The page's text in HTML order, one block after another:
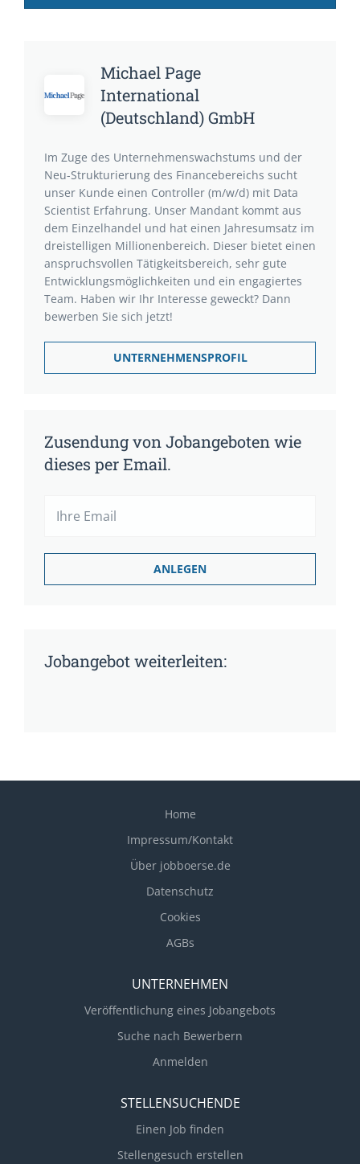
Michael Page
International
(Deutschland) GmbH
Im Zuge des Unternehmenswachstums und der
Neu-Strukturierung des Financebereichs sucht
unser Kunde einen Controller (m/w/d) mit Data
Scientist Erfahrung. Unser Mandant kommt aus
dem Einzelhandel und hat einen Jahresumsatz im
dreistelligen Millionenbereich. Dieser bietet einen
anspruchsvollen Tätigkeitsbereich, sehr gute
Entwicklungsmöglichkeiten und ein engagiertes
Team. Haben wir Ihr Interesse geweckt? Dann
bewerben Sie sich jetzt!
UNTERNEHMENSPROFIL
Zusendung von Jobangeboten wie
dieses per Email.
Jobangebot weiterleiten:
Home
Impressum/Kontakt
Über jobboerse.de
Datenschutz
Cookies
AGBs
UNTERNEHMEN
Veröffentlichung eines Jobangebots
Suche nach Bewerbern
Anmelden
STELLENSUCHENDE
Einen Job finden
Stellengesuch erstellen